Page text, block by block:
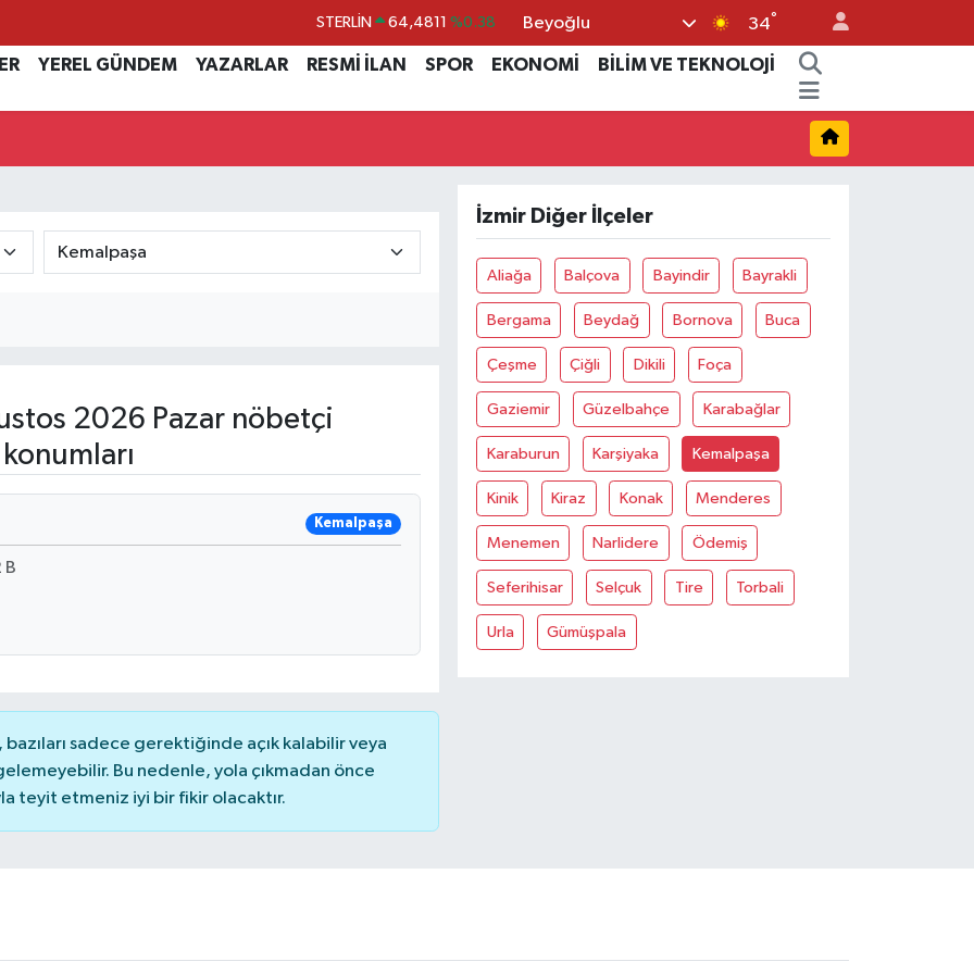
6660.55
BİST100 13.779 %-14
BITCOIN 64.840,97 %-0.15
Beyoğlu 34°
YEREL GÜNDEM YAZARLAR RESMİ İLAN SPOR EKONOMİ
BİLİM VE TEKNOLOJİ
2026 Pazar nöbetçi
Kemalpaşa
B
sadece gerektiğinde açık kalabilir veya
Bu nedenle, yola çıkmadan önce
teyit etmeniz iyi bir fikir olacaktır.
İzmir Diğer İlçeler
Aliağa Balçova Bayindir Bayrakli
Bergama Beydağ Bornova Buca
Çeşme Çiğli Dikili Foça
Gaziemir Güzelbahçe Karabağlar
Karaburun Karşiyaka Kemalpaşa
Kinik Kiraz Konak Menderes
Menemen Narlidere Ödemiş
Seferihisar Selçuk Tire Torbali
Urla Gümüşpala